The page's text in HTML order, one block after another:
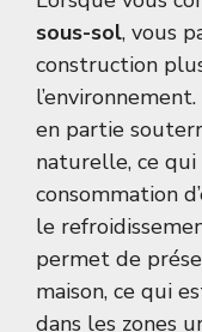
sous-sol, vous
construction
en partie
naturelle, ce
consommation
le
permet de
maison, ce qui
dans les zones